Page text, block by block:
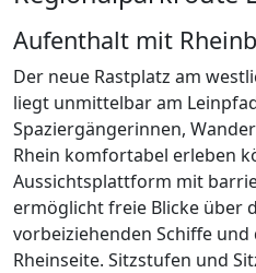
Aufenthalt mit
Der neue Rastplatz am
liegt unmittelbar am
Spaziergängerinnen,
Rhein komfortabel erleben
Aussichtsplattform mit
ermöglicht freie Blicke über
vorbeiziehenden Schiffe
Rheinseite. Sitzstufen und